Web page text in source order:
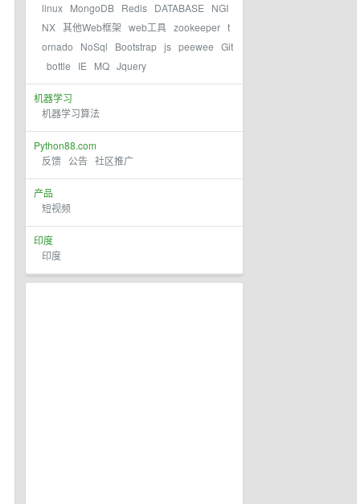
linux MongoDB Redis DATABASE
NGI
NX 其他Web框架 web工具 zookeeper t
ornado
NoSql Bootstrap js peewee Git
bottle
IE MQ Jquery
机器学习
机器学习算法
Python88.com
反馈 公告 社区推广
产品
短视频
印度
印度